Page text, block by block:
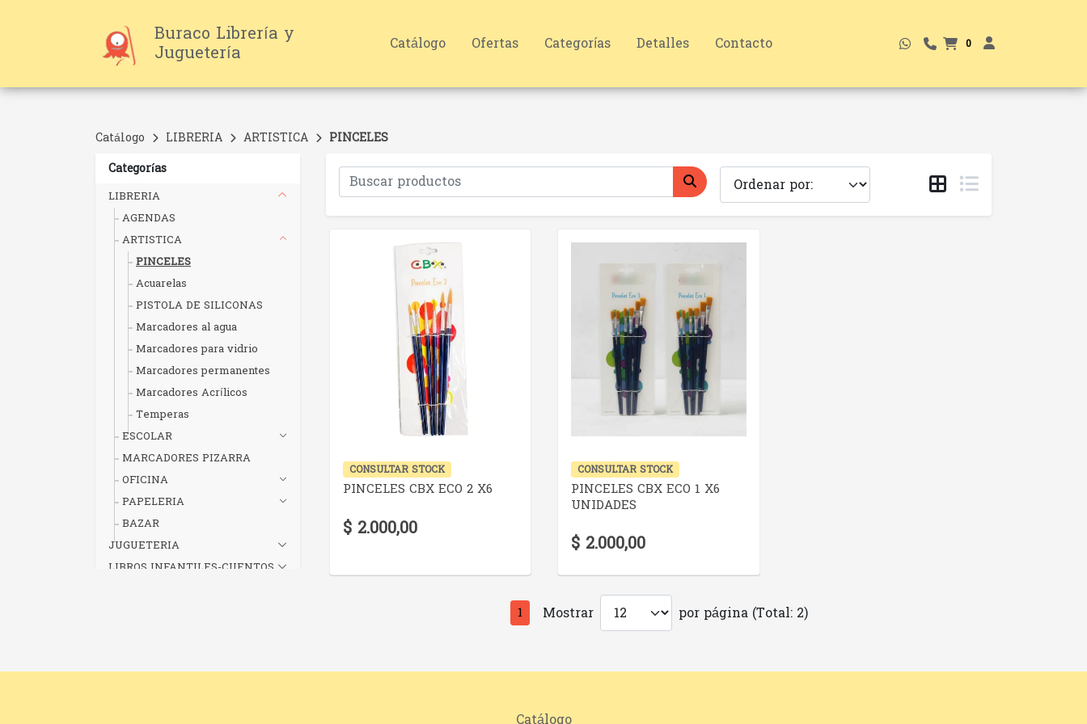
Buraco Librería y
Juguetería Catálogo Ofertas Categorías Detalles Contacto 0
Catálogo LIBRERIA ARTISTICA
PINCELES
Categorías
LIBRERIA
AGENDAS
ARTISTICA
PINCELES
Acuarelas
PISTOLA DE SILICONAS
Marcadores al agua
Marcadores para vidrio
Marcadores permanentes
Marcadores Acrílicos
Temperas
ESCOLAR
MARCADORES PIZARRA
OFICINA
PAPELERIA
BAZAR
JUGUETERIA
LIBROS INFANTILES-CUENTOS
CONSULTAR STOCK
PINCELES CBX ECO 2 X6
$ 2.000,00
VER DETALLE
CONSULTAR STOCK
PINCELES CBX ECO 1 X6
UNIDADES
$ 2.000,00
VER DETALLE
1 Mostrar por página (Total: 2)